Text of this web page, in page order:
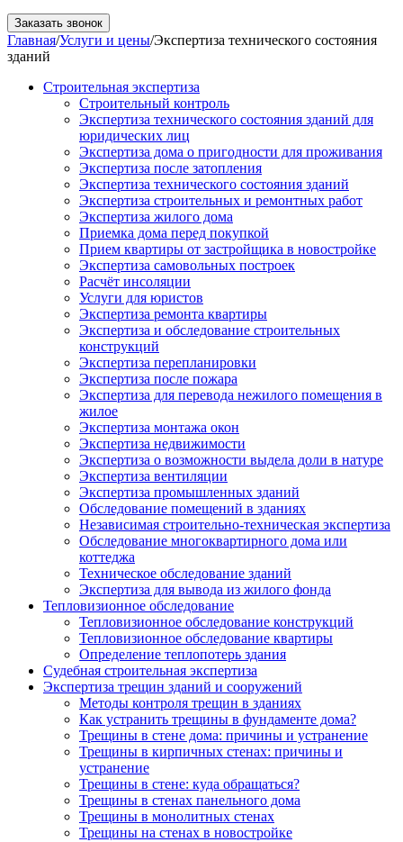
Заказать звонок
Главная/Услуги и цены/Экспертиза технического состояния
зданий
Строительная экспертиза
Строительный контроль
Экспертиза технического состояния зданий для
юридических лиц
Экспертиза дома о пригодности для проживания
Экспертиза после затопления
Экспертиза технического состояния зданий
Экспертиза строительных и ремонтных работ
Экспертиза жилого дома
Приемка дома перед покупкой
Прием квартиры от застройщика в новостройке
Экспертиза самовольных построек
Расчёт инсоляции
Услуги для юристов
Экспертиза ремонта квартиры
Экспертиза и обследование строительных
конструкций
Экспертиза перепланировки
Экспертиза после пожара
Экспертиза для перевода нежилого помещения в
жилое
Экспертиза монтажа окон
Экспертиза недвижимости
Экспертиза о возможности выдела доли в натуре
Экспертиза вентиляции
Экспертиза промышленных зданий
Обследование помещений в зданиях
Независимая строительно-техническая экспертиза
Обследование многоквартирного дома или
коттеджа
Техническое обследование зданий
Экспертиза для вывода из жилого фонда
Тепловизионное обследование
Тепловизионное обследование конструкций
Тепловизионное обследование квартиры
Определение теплопотерь здания
Судебная строительная экспертиза
Экспертиза трещин зданий и сооружений
Методы контроля трещин в зданиях
Как устранить трещины в фундаменте дома?
Трещины в стене дома: причины и устранение
Трещины в кирпичных стенах: причины и
устранение
Трещины в стене: куда обращаться?
Трещины в стенах панельного дома
Трещины в монолитных стенах
Трещины на стенах в новостройке